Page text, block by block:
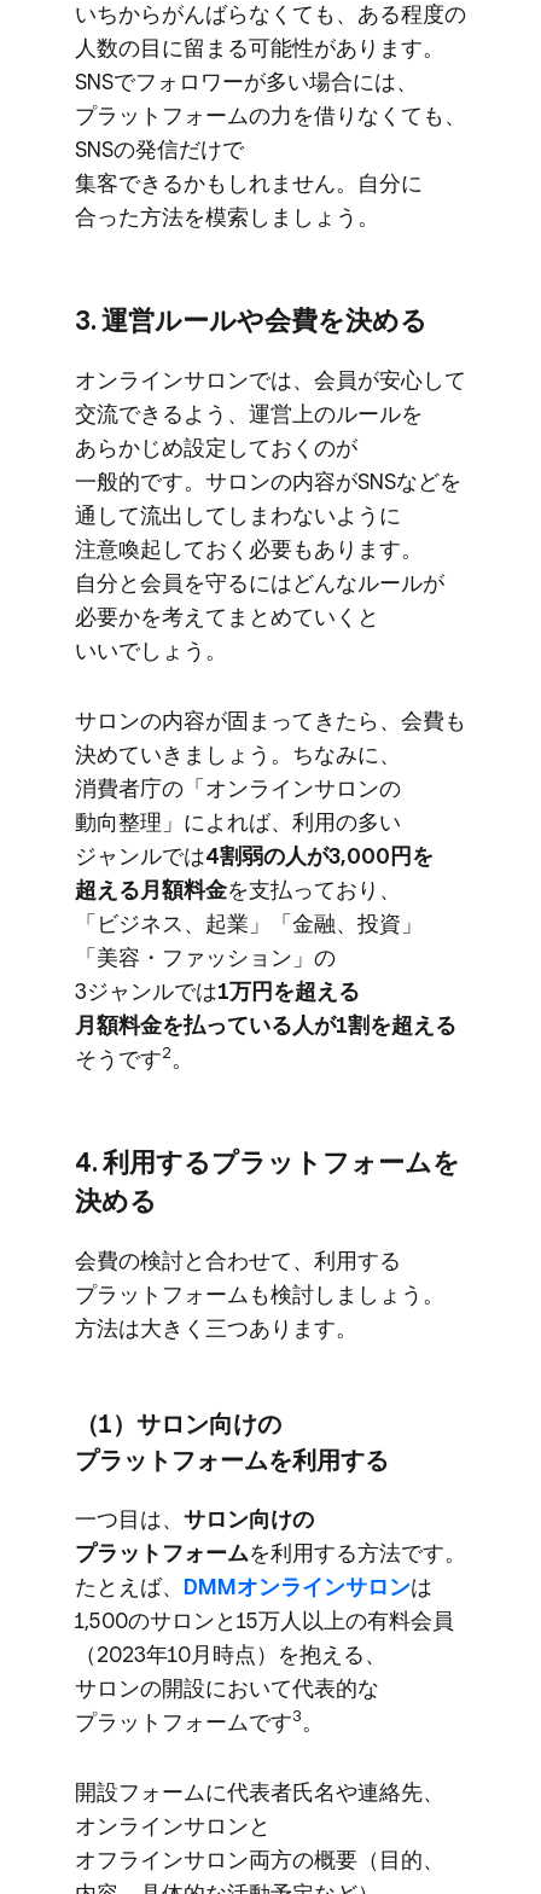
いちからがんばらなくても、​ある​程度の​
人数の​目に​留まる​可能性が​あります。​
SNSで​フォロワーが​多い​場合には、​
プラットフォームの​力を​借りなくても、​
SNSの​発信だけで​
集客できるかもしれません。​自分に​
合った​方​法を​模索しましょう。
3. 運営ルールや​会費を​決める
オンラインサロンでは、​会員が​安心して​
交流できるよう、​運営上の​ルールを​
あらかじめ設定しておくのが​
一般的です。​サロンの​内容が​SNSなどを​
通して​流出してしまわないように​
注意喚起しておく​必要も​あります。​
自分と​会員を​守るには​どんな​ルールが​
必要かを​考えて​まとめていくと​
いいでしょう。
サロンの​内容が​固まってきたら、​会費も​
決めて​いきましょう。​ちなみに、​
消費者庁の​「オンラインサロンの​
動向整理」に​よれば、​利用の​多い​
ジャンルでは​4割弱の​人が​3,000円を​
超える​月額料金を​支払っており、​
「ビジネス、​起業」​「金融、​投資」​
「美容・​ファッション」の​
3ジャンルでは​1万円を​超える​
月額料金を​払っている​人が​1割を​超える
そうです2。
4. 利用する​プラットフォームを​
決める
会費の​検討と​合わせて、​利用する​
プラットフォームも​検討しましょう。​
方法は​大きく​三つ​あります。
（1）​サロン向けの​
プラットフォームを​利用する
一つ​目は、 ​サロン向けの​
プラットフォームを​利用する​方​法です。​
たとえば、 ​DMMオンラインサロンは​
1,500の​サロンと​15万人以上の​有料会員​
（2023年10月時点）を​抱える、​
サロンの​開設に​おいて​代表的な​
プラットフォームです3。
開設フォームに​代表者氏名や​連絡先、​
オンラインサロンと​
オフラインサロン両方の​概要​（目的、​